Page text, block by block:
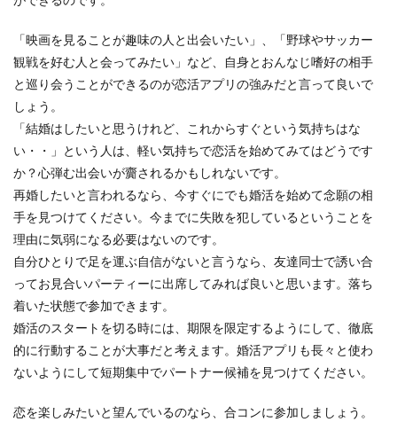
「映画を見ることが趣味の人と出会いたい」、「野球やサッカー
観戦を好む人と会ってみたい」など、自身とおんなじ嗜好の相手
と巡り会うことができるのが恋活アプリの強みだと言って良いで
しょう。
「結婚はしたいと思うけれど、これからすぐという気持ちはな
い・・」という人は、軽い気持ちで恋活を始めてみてはどうです
か？心弾む出会いが齎されるかもしれないです。
再婚したいと言われるなら、今すぐにでも婚活を始めて念願の相
手を見つけてください。今までに失敗を犯しているということを
理由に気弱になる必要はないのです。
自分ひとりで足を運ぶ自信がないと言うなら、友達同士で誘い合
ってお見合いパーティーに出席してみれば良いと思います。落ち
着いた状態で参加できます。
婚活のスタートを切る時には、期限を限定するようにして、徹底
的に行動することが大事だと考えます。婚活アプリも長々と使わ
ないようにして短期集中でパートナー候補を見つけてください。
恋を楽しみたいと望んでいるのなら、合コンに参加しましょう。